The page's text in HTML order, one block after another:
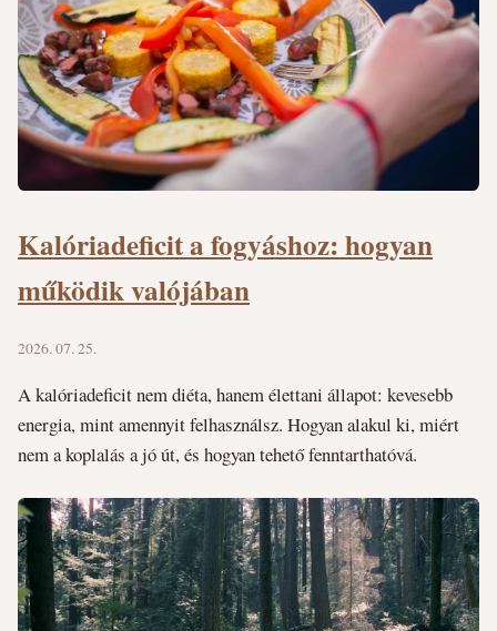
Kalóriadeficit a fogyáshoz: hogyan
működik valójában
2026. 07. 25.
A kalóriadeficit nem diéta, hanem élettani állapot: kevesebb
energia, mint amennyit felhasználsz. Hogyan alakul ki, miért
nem a koplalás a jó út, és hogyan tehető fenntarthatóvá.